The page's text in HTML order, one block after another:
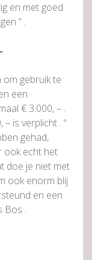
en met goed
” .
om gebruik te
een
€ 3.000, – .
is verplicht . “
gehad,
ook echt het
doe je niet met
ook enorm blij
en een
Bos .